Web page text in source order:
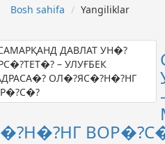
Bosh sahifa Yangiliklar